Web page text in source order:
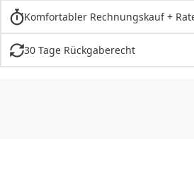
Komfortabler Rechnungskauf +
30 Tage Rückgaberecht